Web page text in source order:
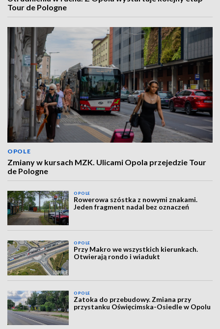
Tour de Pologne
OPOLE
Zmiany w kursach MZK. Ulicami Opola przejedzie Tour
de Pologne
OPOLE
Rowerowa szóstka z nowymi znakami.
Jeden fragment nadal bez oznaczeń
OPOLE
Przy Makro we wszystkich kierunkach.
Otwierają rondo i wiadukt
OPOLE
Zatoka do przebudowy. Zmiana przy
przystanku Oświęcimska-Osiedle w Opolu